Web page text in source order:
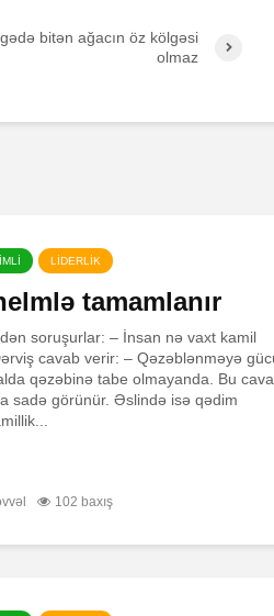
bitən ağacın öz kölgəsi
olmaz
LİDERLİK
tamamlanır
soruşurlar: – İnsan nə vaxt kamil
cavab verir: – Qəzəblənməyə
qəzəbinə tabe olmayanda. Bu
sadə görünür. Əslində isə qədim
102 baxış
lazımdır